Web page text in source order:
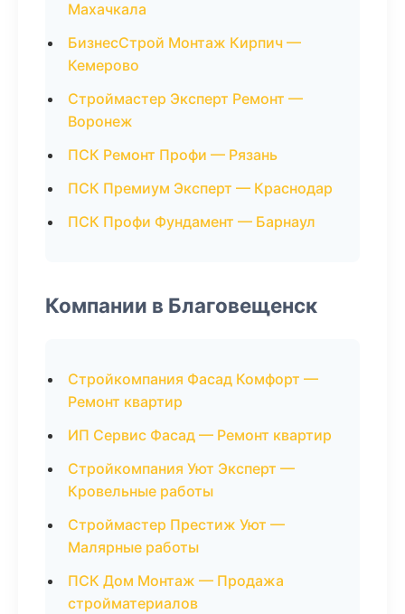
Махачкала
БизнесСтрой Монтаж Кирпич —
Кемерово
Строймастер Эксперт Ремонт —
Воронеж
ПСК Ремонт Профи — Рязань
ПСК Премиум Эксперт — Краснодар
ПСК Профи Фундамент — Барнаул
Компании в Благовещенск
Стройкомпания Фасад Комфорт —
Ремонт квартир
ИП Сервис Фасад — Ремонт квартир
Стройкомпания Уют Эксперт —
Кровельные работы
Строймастер Престиж Уют —
Малярные работы
ПСК Дом Монтаж — Продажа
стройматериалов